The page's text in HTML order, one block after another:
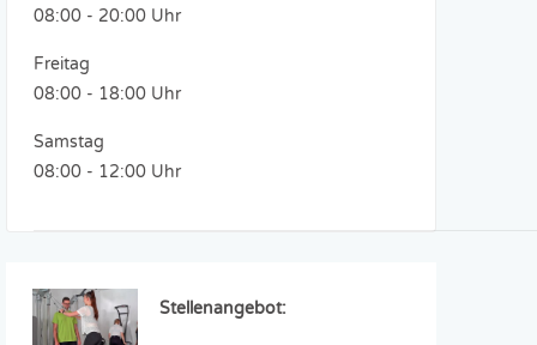
08:00 - 20:00 Uhr
Freitag
08:00 - 18:00 Uhr
Samstag
08:00 - 12:00 Uhr
Stellenangebot: